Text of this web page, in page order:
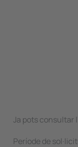
Ja pots consultar l’
Període de